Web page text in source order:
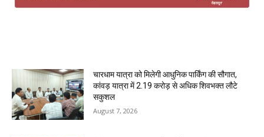
चारधाम यात्रा को मिलेगी आधुनिक पार्किंग की सौगात,
कांवड़ यात्रा में 2.19 करोड़ से अधिक शिवभक्त लौटे
सकुशल
August 7, 2026